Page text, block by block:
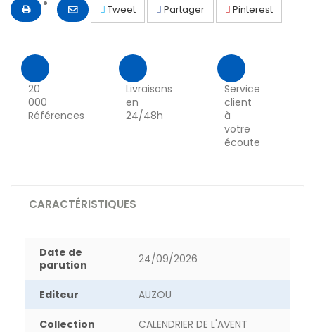
Tweet Partager Pinterest
20
000
Références
Livraisons
en
24/48h
Service
client
à
votre
écoute
CARACTÉRISTIQUES
Date de
parution
24/09/2026
Editeur AUZOU
Collection CALENDRIER DE L'AVENT